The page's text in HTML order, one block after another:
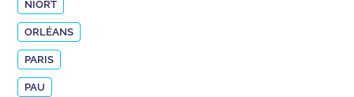
NIORT
ORLÉANS
PARIS
PAU